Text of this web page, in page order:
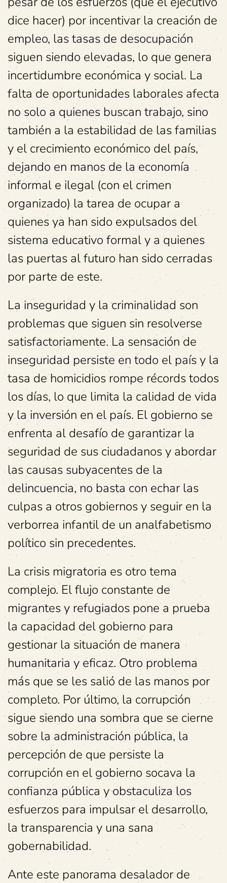
dice hacer) por incentivar la creación de
empleo, las tasas de desocupación
siguen siendo elevadas, lo que genera
incertidumbre económica y social. La
falta de oportunidades laborales afecta
no solo a quienes buscan trabajo, sino
también a la estabilidad de las familias
y el crecimiento económico del país,
dejando en manos de la economía
informal e ilegal (con el crimen
organizado) la tarea de ocupar a
quienes ya han sido expulsados del
sistema educativo formal y a quienes
las puertas al futuro han sido cerradas
por parte de este.
La inseguridad y la criminalidad son
problemas que siguen sin resolverse
satisfactoriamente. La sensación de
inseguridad persiste en todo el país y la
tasa de homicidios rompe récords todos
los días, lo que limita la calidad de vida
y la inversión en el país. El gobierno se
enfrenta al desafío de garantizar la
seguridad de sus ciudadanos y abordar
las causas subyacentes de la
delincuencia, no basta con echar las
culpas a otros gobiernos y seguir en la
verborrea infantil de un analfabetismo
político sin precedentes.
La crisis migratoria es otro tema
complejo. El flujo constante de
migrantes y refugiados pone a prueba
la capacidad del gobierno para
gestionar la situación de manera
humanitaria y eficaz. Otro problema
más que se les salió de las manos por
completo. Por último, la corrupción
sigue siendo una sombra que se cierne
sobre la administración pública, la
percepción de que persiste la
corrupción en el gobierno socava la
confianza pública y obstaculiza los
esfuerzos para impulsar el desarrollo,
la transparencia y una sana
gobernabilidad.
Ante este panorama desalador de